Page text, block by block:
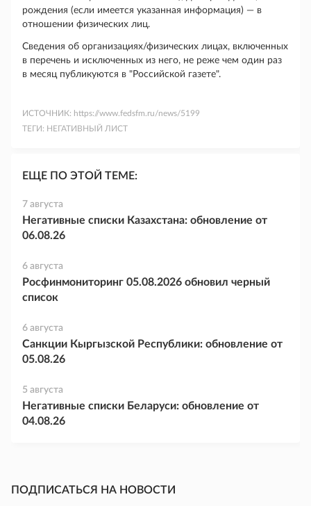
рождения (если имеется указанная информация) — в
отношении физических лиц.
Сведения об организациях/физических лицах, включенных
в перечень и исключенных из него, не реже чем один раз
в месяц публикуются в "Российской газете".
ИСТОЧНИК: https://www.fedsfm.ru/news/5199
ТЕГИ: НЕГАТИВНЫЙ ЛИСТ
ЕЩЕ ПО ЭТОЙ ТЕМЕ:
7 августа
Негативные списки Казахстана: обновление от
06.08.26
6 августа
Росфинмониторинг 05.08.2026 обновил черный
список
6 августа
Санкции Кыргызской Республики: обновление от
05.08.26
5 августа
Негативные списки Беларуси: обновление от
04.08.26
ПОДПИСАТЬСЯ НА НОВОСТИ